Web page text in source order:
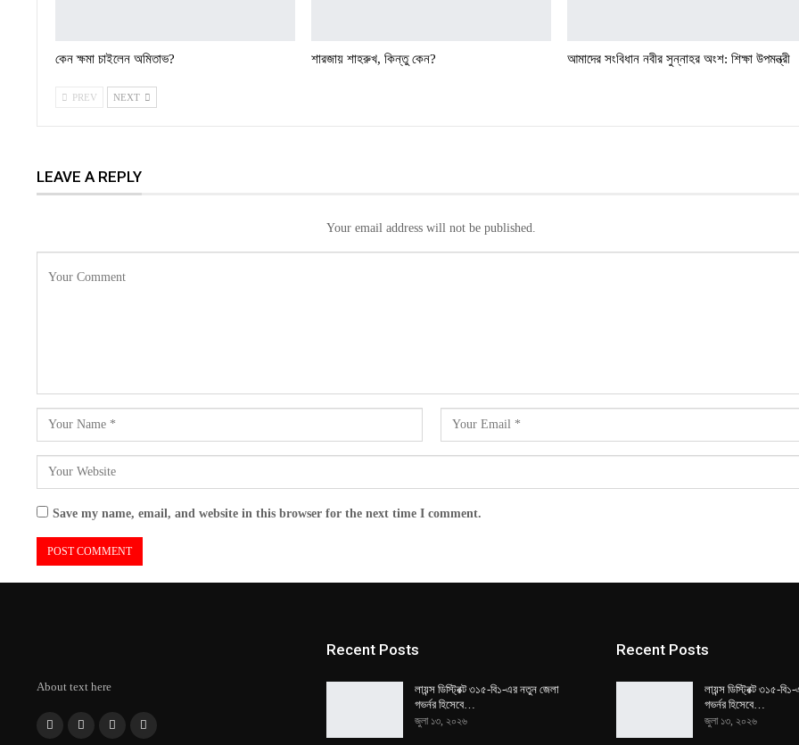
কেন ক্ষমা চাইলেন অমিতাভ? শারজায় শাহরুখ, কিন্তু কেন? আমাদের সংবিধান নবীর সুন্নাহর অংশ: শিক্ষা উপমন্ত্রী
PREV NEXT
LEAVE A REPLY
Your email address will not be published.
Save my name, email, and website in this browser for the next time I comment.
About text here
Recent Posts
লায়ন্স ডিস্ট্রিক্ট ৩১৫-বি১-এর নতুন জেলা
গভর্নর হিসেবে…
জুলা ১৩, ২০২৬
Recent Posts
লায়ন্স ডিস্ট্রিক্ট ৩১৫-
গভর্নর হিসেবে…
জুলা ১৩, ২০২৬